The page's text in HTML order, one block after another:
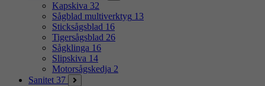
Kapskiva 32
Sågblad multiverktyg 13
Sticksågsblad 16
Tigersågsblad 26
Sågklinga 16
Slipskiva 14
Motorsågskedja 2
Sanitet 37